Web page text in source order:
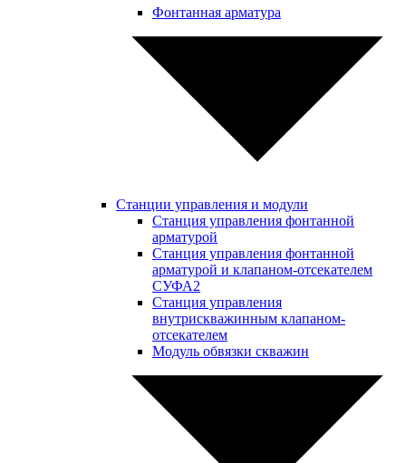
Фонтанная арматура
Станции управления и модули
Станция управления фонтанной
арматурой
Станция управления фонтанной
арматурой и клапаном-отсекателем
СУФА2
Станция управления
внутрискважинным клапаном-
отсекателем
Модуль обвязки скважин